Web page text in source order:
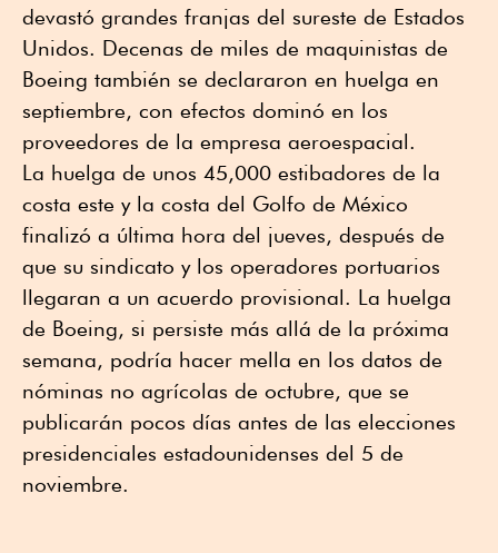
devastó grandes franjas del sureste de Estados
Unidos. Decenas de miles de maquinistas de
Boeing también se declararon en huelga en
septiembre, con efectos dominó en los
proveedores de la empresa aeroespacial.
La huelga de unos 45,000 estibadores de la
costa este y la costa del Golfo de México
finalizó a última hora del jueves, después de
que su sindicato y los operadores portuarios
llegaran a un acuerdo provisional. La huelga
de Boeing, si persiste más allá de la próxima
semana, podría hacer mella en los datos de
nóminas no agrícolas de octubre, que se
publicarán pocos días antes de las elecciones
presidenciales estadounidenses del 5 de
noviembre.